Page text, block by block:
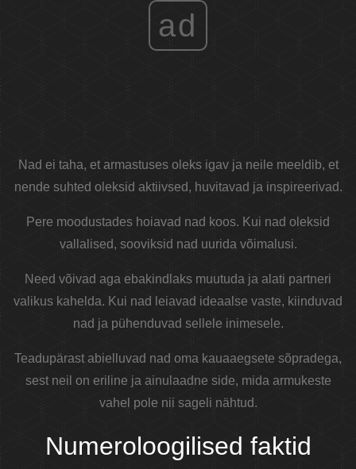
ad
Nad ei taha, et armastuses oleks igav ja neile meeldib, et
nende suhted oleksid aktiivsed, huvitavad ja inspireerivad.
Pere moodustades hoiavad nad koos. Kui nad oleksid
vallalised, sooviksid nad uurida võimalusi.
Need võivad aga ebakindlaks muutuda ja alati partneri
valikus kahelda. Kui nad leiavad ideaalse vaste, kiinduvad
nad ja pühenduvad sellele inimesele.
Teadupärast abielluvad nad oma kauaaegsete sõpradega,
sest neil on eriline ja ainulaadne side, mida armukeste
vahel pole nii sageli nähtud.
Numeroloogilised faktid